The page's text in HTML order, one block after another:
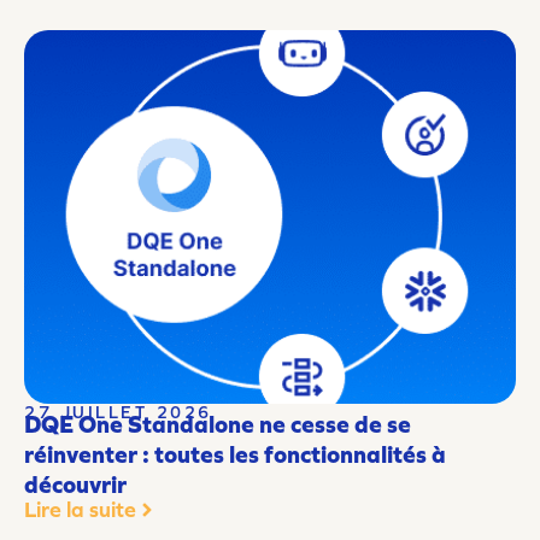
27 JUILLET 2026
DQE One Standalone ne cesse de se
réinventer : toutes les fonctionnalités à
découvrir
Lire la suite